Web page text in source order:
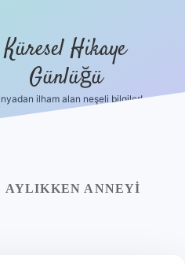
Küresel Hikaye
Günlüğü
ilham alan neşeli bilgiler!
AYLIKKEN ANNEYI